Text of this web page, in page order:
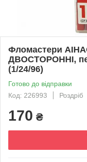
Фломастери
ДВОСТОРОННІ,
(1/24/96)
Готово до відправки
Код: 226993
Роздріб
170 ₴